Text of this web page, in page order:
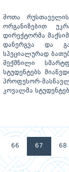
შოთა
ორგანიზებით
დირექტორმა
დანერგვა და
სპეციალურად
შექმნილი
სტუდენტებს
პროფესორ-
კოვალმა
66 67 68